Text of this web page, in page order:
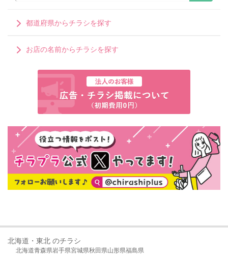
都道府県からチラシを探す
お店の名前からチラシを探す
北海道・東北 のチラシ
北海道青森県岩手県宮城県秋田県山形県福島県